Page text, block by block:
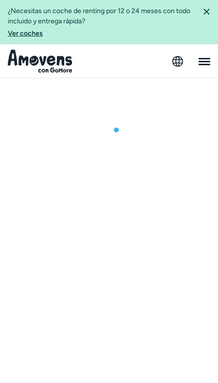
¿Necesitas un coche de renting por 12 o 24 meses con todo
incluido y entrega rápida?
Ver coches